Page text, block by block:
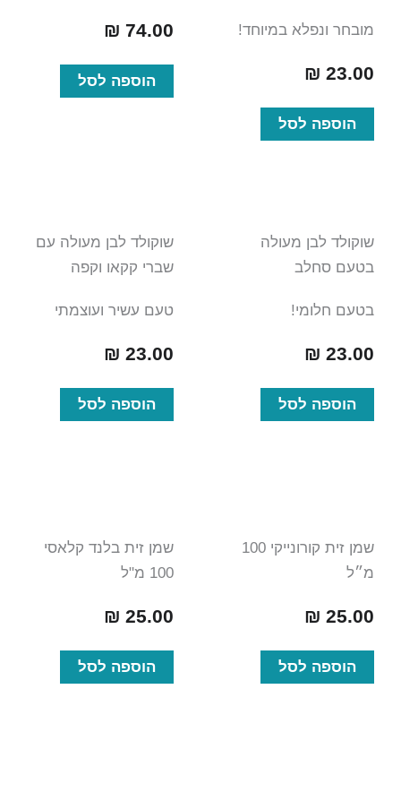
מובחר ונפלא במיוחד!
₪ 23.00
הוספה לסל
₪ 74.00
הוספה לסל
שוקולד לבן מעולה
בטעם סחלב
בטעם חלומי!
₪ 23.00
הוספה לסל
שוקולד לבן מעולה עם
שברי קקאו וקפה
טעם עשיר ועוצמתי
₪ 23.00
הוספה לסל
שמן זית קורונייקי 100
מ״ל
₪ 25.00
הוספה לסל
שמן זית בלנד קלאסי
100 מ"ל
₪ 25.00
הוספה לסל